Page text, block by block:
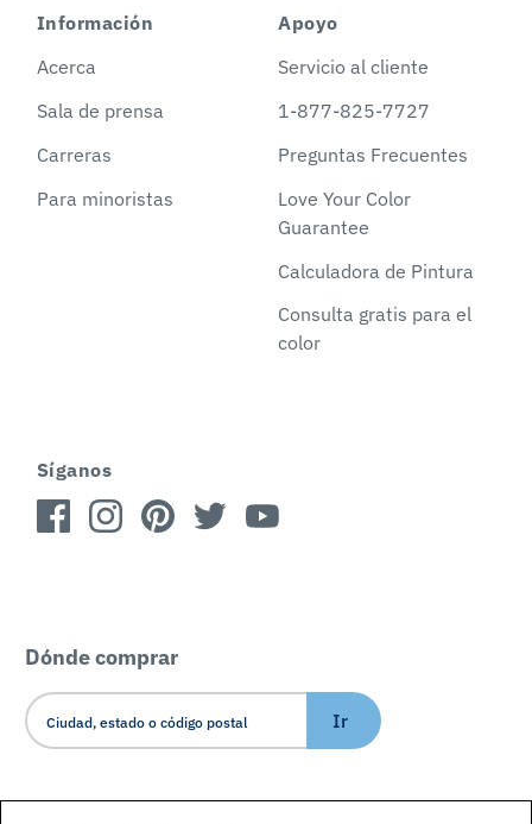
Información
Acerca
Sala de prensa
Carreras
Para minoristas
Apoyo
Servicio al cliente
1-877-825-7727
Preguntas Frecuentes
Love Your Color
Guarantee
Calculadora de Pintura
Consulta gratis para el
color
Síganos
Dónde comprar
Ir